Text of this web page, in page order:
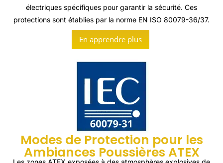
électriques spécifiques pour garantir la sécurité. Ces
protections sont établies par la norme EN ISO 80079-36/37.
En apprendre plus
Modes de Protection pour les
Ambiances Poussières ATEX